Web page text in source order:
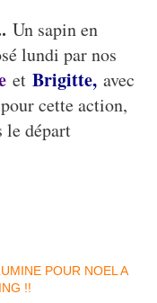
Un sapin en
lundi par nos
et Brigitte, avec
cette action,
le départ